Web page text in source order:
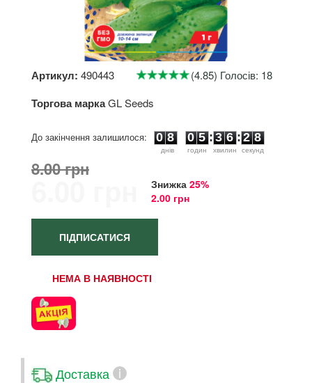
Артикул: 490443 (4.85) Голосів: 18
Торгова маркаGL Seeds
До закінчення залишилося:
0 8
днiв
0 5
годин
: 3 6
хвилин
: 2 8
секунд
8.00 грн
6.00 грн Знижка 25%
2.00 грн
ПІДПИСАТИСЯ
НЕМА В НАЯВНОСТІ
Доставка i